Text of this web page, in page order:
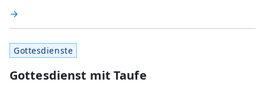
Gottesdienste
Gottesdienst mit Taufe